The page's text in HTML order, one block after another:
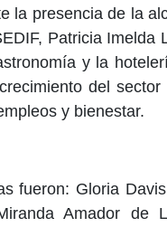
la presencia de la
Patricia
y la
del
y bienestar.
fueron: Gloria
Amador de